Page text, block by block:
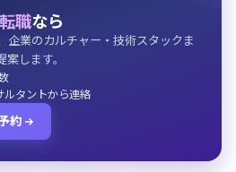
職なら
企業のカルチャー・技術スタックま
します。
ルタントから連絡
約